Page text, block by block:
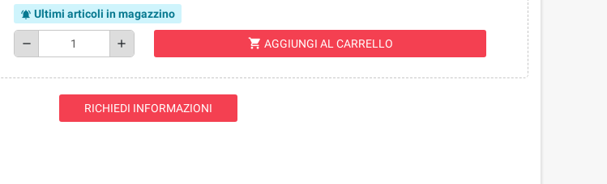
notifications_active Ultimi articoli in magazzino
remove add shopping_cart AGGIUNGI AL CARRELLO
RICHIEDI INFORMAZIONI